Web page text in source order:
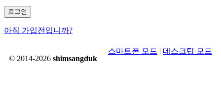
로그인
아직 가입전입니까?
© 2014-2026 shimsangduk
스마트폰 모드 | 데스크탑 모드